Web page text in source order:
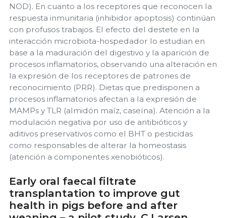
NOD). En cuanto a los receptores que reconocen la
respuesta inmunitaria (inhibidor apoptosis) continúan
con profusos trabajos. El efecto del destete en la
interacción microbiota-hospedador lo estudian en
base a la maduración del digestivo y la aparición de
procesos inflamatorios, observando una alteración en
la expresión de los receptores de patrones de
reconocimiento (PRR). Dietas que predisponen a
procesos inflamatorios afectan a la expresión de
MAMPs y TLR (almidón maíz, caseína). Atención a la
modulación negativa por uso de antibióticos y
aditivos preservativos como el BHT o pesticidas
como responsables de alterar la homeostasis
(atención a componentes xenobióticos).
Early oral faecal filtrate
transplantation to improve gut
health in pigs before and after